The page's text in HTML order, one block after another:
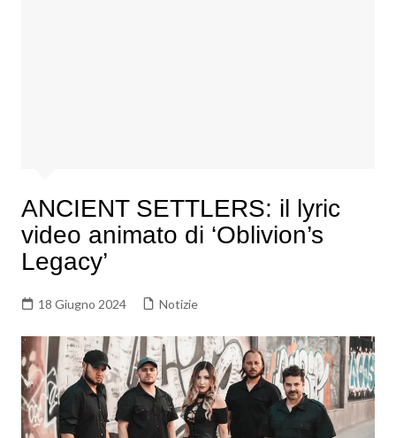
ANCIENT SETTLERS: il lyric
video animato di ‘Oblivion’s
Legacy’
18 Giugno 2024 Notizie